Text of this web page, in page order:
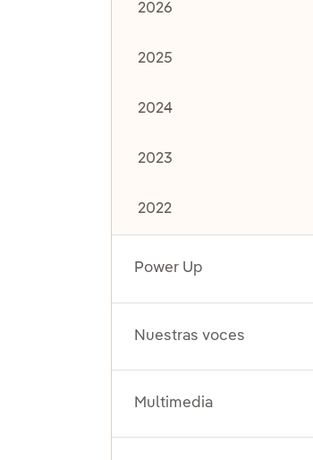
2026
2025
2024
2023
2022
Power Up
Nuestras voces
Multimedia